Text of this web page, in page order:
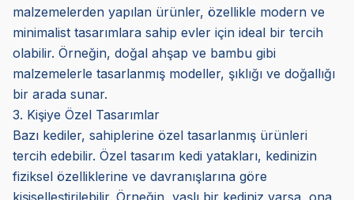
malzemelerden yapılan ürünler, özellikle modern ve
minimalist tasarımlara sahip evler için ideal bir tercih
olabilir. Örneğin, doğal ahşap ve bambu gibi
malzemelerle tasarlanmış modeller, şıklığı ve doğallığı
bir arada sunar.
3. Kişiye Özel Tasarımlar
Bazı kediler, sahiplerine özel tasarlanmış ürünleri
tercih edebilir. Özel tasarım kedi yatakları, kedinizin
fiziksel özelliklerine ve davranışlarına göre
kişiselleştirilebilir. Örneğin, yaşlı bir kediniz varsa, ona